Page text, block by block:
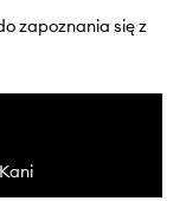
zapoznania się z